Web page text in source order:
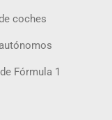
coches
Fórmula 1